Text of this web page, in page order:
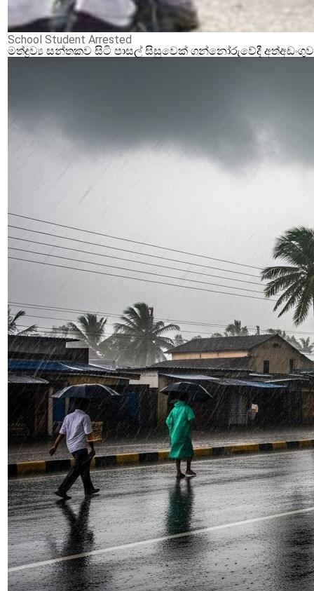
School Student Arrested
මත්ද්‍රව්‍ය සන්තකව සිටි පාසල් සිසුවෙක් ගන්නෝරුවේදී